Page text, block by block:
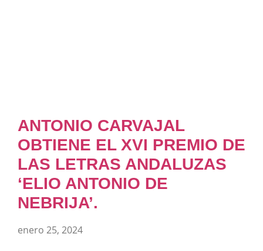
ANTONIO CARVAJAL
OBTIENE EL XVI PREMIO DE
LAS LETRAS ANDALUZAS
‘ELIO ANTONIO DE
NEBRIJA’.
enero 25, 2024